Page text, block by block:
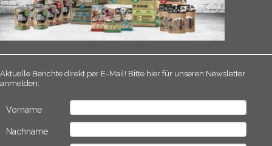
Aktuelle Berichte direkt per E-Mail! Bitte hier für unseren Newsletter
anmelden:
Vorname
Nachname